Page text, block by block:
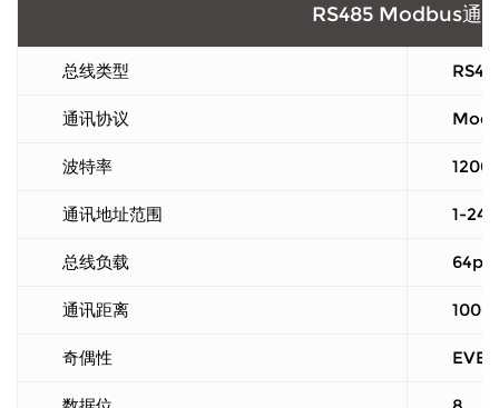
RS485 Modbus通
总线类型
通讯协议
波特率
通讯地址范围 1-247
总线负载
通讯距离
奇偶性